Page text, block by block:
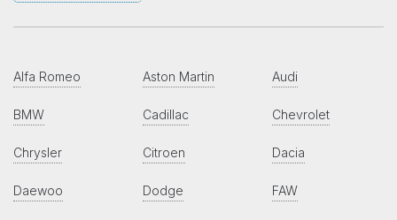
Alfa Romeo Aston Martin Audi
BMW Cadillac Chevrolet
Chrysler Citroen Dacia
Daewoo Dodge FAW